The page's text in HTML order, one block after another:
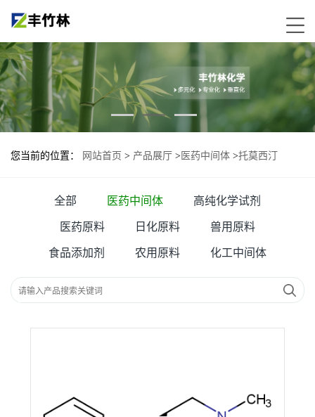
您当前的位置： 网站首页 > 产品展厅 > 医药中间体 >托莫西汀
全部 医药中间体 高纯化学试剂
医药原料 日化原料 兽用原料
食品添加剂 农用原料 化工中间体